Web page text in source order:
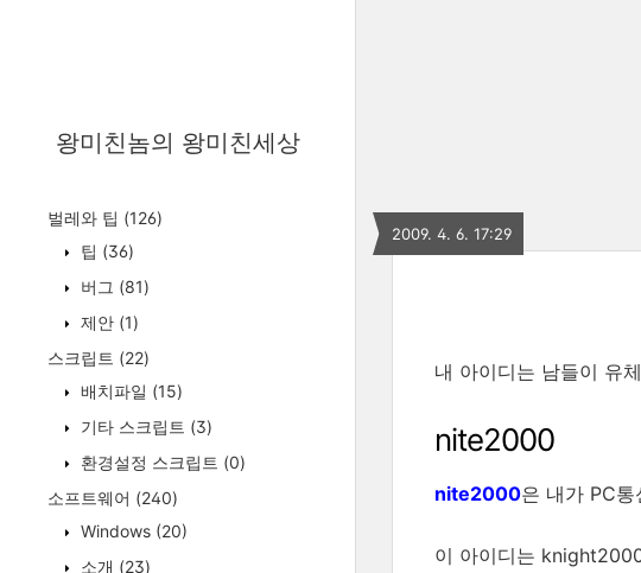
왕미친놈의 왕미친세상
벌레와 팁 (126)
팁 (36)
버그 (81)
제안 (1)
스크립트 (22)
배치파일 (15)
기타 스크립트 (3)
환경설정 스크립트 (0)
소프트웨어 (240)
Windows (20)
소개 (23)
2009. 4. 6. 17:29
내 아이디는 남들이 유
nite2000
nite2000은 내가 PC
이 아이디는